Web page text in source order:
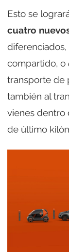
Esto se
cuatro
compartido, o
transporte de
también al
vienes dentro
de último